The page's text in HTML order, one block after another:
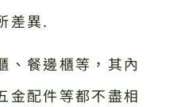
差異.
、餐邊櫃等，其內
金配件等都不盡相